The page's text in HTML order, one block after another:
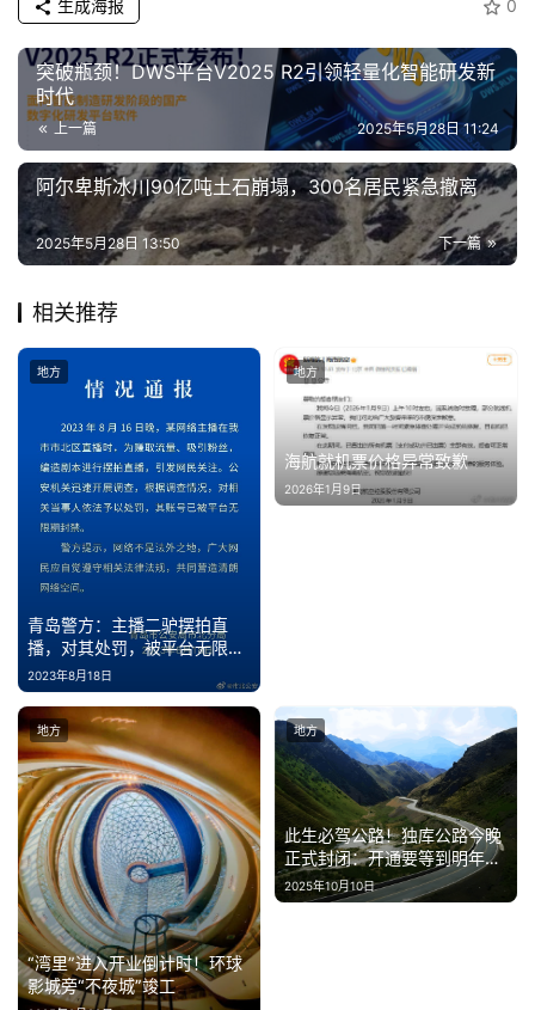
教
育
专
汽
车
·
能
源
0
生成海报
突破瓶颈！DWS平台V2025 R2引领轻量化智能研发新
时代
上一篇 2025年5月28日 11:24
阿尔卑斯冰川90亿吨土石崩塌，300名居民紧急撤离
下一篇
2025年5月28日 13:50
相关推荐
青岛警方：主播二驴摆拍直
播，对其处罚，被平台无限期
封禁
2023年8月18日
地方
海航就机票价格异常致歉
2026年1月9日
地方
“湾里”进入开业倒计时！环球
影城旁“不夜城”竣工
地方
此生必驾公路！独库公路今晚
正式封闭：开通要等到明年6
月
2025年10月10日
地方